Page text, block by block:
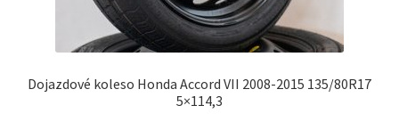
Dojazdové koleso Honda Accord VII 2008-2015 135/80R17
5×114,3